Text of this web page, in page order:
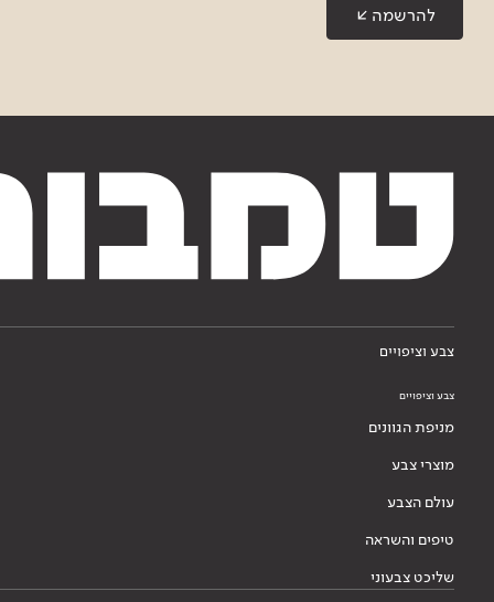
להרשמה
צבע וציפויים
צבע וציפויים
מניפת הגוונים
מוצרי צבע
עולם הצבע
טיפים והשראה
שליכט צבעוני